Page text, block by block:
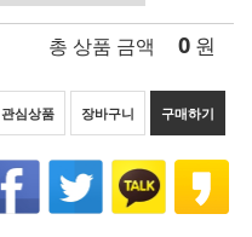
총 상품 금액 0 원
관심상품 장바구니 구매하기